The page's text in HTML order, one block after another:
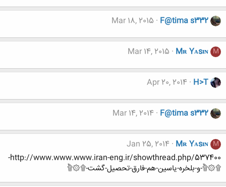
F@tima s332
Mar 18, 2015
M
Mʀ Yᴀsɪɴ
Mar 14, 2015
H>T
Apr 20, 2014
F@tima s332
Mar 14, 2014
M
Mʀ Yᴀsɪɴ
Jan 25, 2014
http://www.www.www.iran-eng.ir/showthread.php/537400-
۩۞۩ٌ-و-بلخره-یاسین-هم-فارق-تحصیل-گشت-۩۞۩ٌ